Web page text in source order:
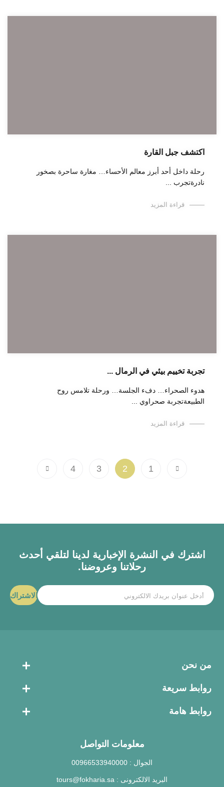
اكتشف جبل القارة
رحلة داخل أحد أبرز معالم الأحساء… مغارة ساحرة بصخور
نادرةتجرب ...
قراءة المزيد
تجربة تخييم بيئي في الرمال ...
هدوء الصحراء… دفء الجلسة… ورحلة تلامس روح
الطبيعةتجربة صحراوي ...
قراءة المزيد
1
2
3
4
اشترك في النشرة الإخبارية لدينا لتلقي أحدث
رحلاتنا وعروضنا.
الاشتراك
من نحن
روابط سريعة
روابط هامة
معلومات التواصل
الجوال : 00966533940000
البريد الالكترونى : tours@fokharia.sa